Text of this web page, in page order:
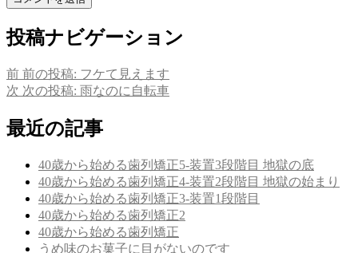
投稿ナビゲーション
前 前の投稿: フケて見えます
次 次の投稿: 雨なのに自転車
最近の記事
40歳から始める歯列矯正5-装置3段階目 地獄の底
40歳から始める歯列矯正4-装置2段階目 地獄の始まり
40歳から始める歯列矯正3-装置1段階目
40歳から始める歯列矯正2
40歳から始める歯列矯正
うめ味のお菓子に目がないのです